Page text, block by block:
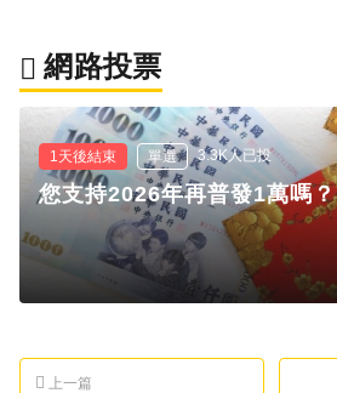
網路投票
1天後結束 單選 3.3K人已投
您支持2026年再普發1萬嗎？
上一篇